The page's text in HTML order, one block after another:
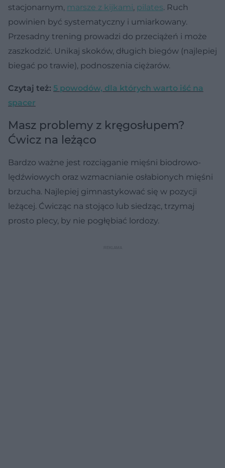
stacjonarnym, marsze z kijkami, pilates. Ruch
powinien być systematyczny i umiarkowany.
Przesadny trening prowadzi do przeciążeń i może
zaszkodzić. Unikaj skoków, długich biegów (najlepiej
biegać po trawie), podnoszenia ciężarów.
Czytaj też: 5 powodów, dla których warto iść na
spacer
Masz problemy z kręgosłupem?
Ćwicz na leżąco
Bardzo ważne jest rozciąganie mięśni biodrowo-
lędźwiowych oraz wzmacnianie osłabionych mięśni
brzucha. Najlepiej gimnastykować się w pozycji
leżącej. Ćwicząc na stojąco lub siedząc, trzymaj
prosto plecy, by nie pogłębiać lordozy.